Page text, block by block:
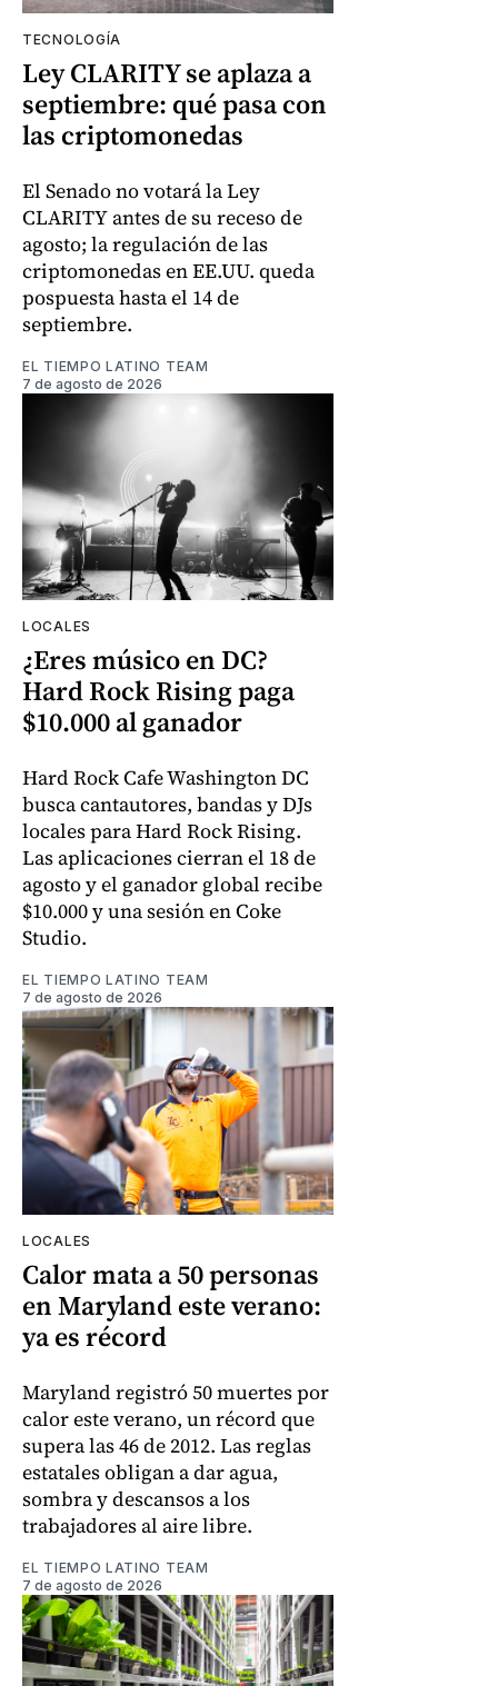
TECNOLOGÍA
Ley CLARITY se aplaza a
septiembre: qué pasa con
las criptomonedas
El Senado no votará la Ley
CLARITY antes de su receso de
agosto; la regulación de las
criptomonedas en EE.UU. queda
pospuesta hasta el 14 de
septiembre.
EL TIEMPO LATINO TEAM
7 de agosto de 2026
LOCALES
¿Eres músico en DC?
Hard Rock Rising paga
$10.000 al ganador
Hard Rock Cafe Washington DC
busca cantautores, bandas y DJs
locales para Hard Rock Rising.
Las aplicaciones cierran el 18 de
agosto y el ganador global recibe
$10.000 y una sesión en Coke
Studio.
EL TIEMPO LATINO TEAM
7 de agosto de 2026
LOCALES
Calor mata a 50 personas
en Maryland este verano:
ya es récord
Maryland registró 50 muertes por
calor este verano, un récord que
supera las 46 de 2012. Las reglas
estatales obligan a dar agua,
sombra y descansos a los
trabajadores al aire libre.
EL TIEMPO LATINO TEAM
7 de agosto de 2026